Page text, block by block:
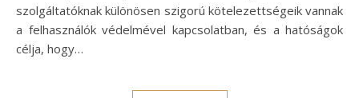
szolgáltatóknak különösen szigorú kötelezettségeik vannak
a felhasználók védelmével kapcsolatban, és a hatóságok
célja, hogy…